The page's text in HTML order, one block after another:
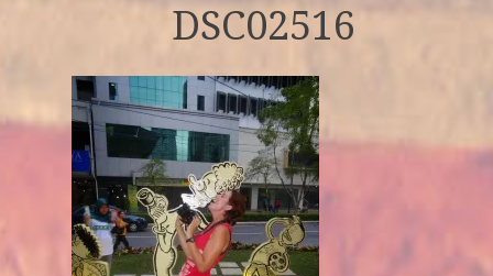
DSC02516